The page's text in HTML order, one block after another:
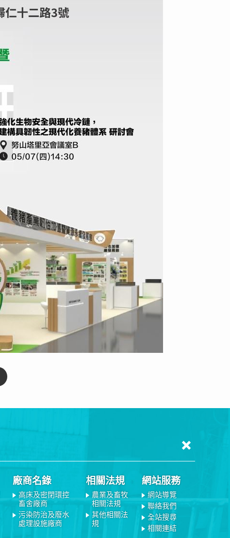
廠商名錄
高床及密閉環控
畜舍廠商
污染防治及廢水
處理設施廠商
相關法規
農業及畜牧
相關法規
其他相關法
規
網站服務
網站導覽
聯絡我們
全站搜尋
相關連結